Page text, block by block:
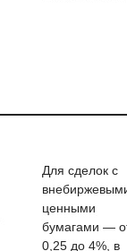
Для сделок с
ценными
бумагами —
0,25 до 4%, в